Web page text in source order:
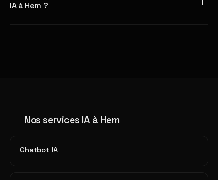
IA à Hem ?
Nos services IA à Hem
Chatbot IA